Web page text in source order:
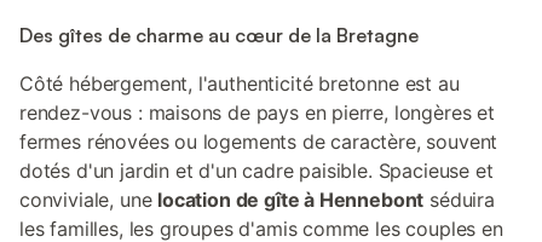
Des gîtes de charme au cœur de la Bretagne
Côté hébergement, l'authenticité bretonne est au
rendez-vous : maisons de pays en pierre, longères et
fermes rénovées ou logements de caractère, souvent
dotés d'un jardin et d'un cadre paisible. Spacieuse et
conviviale, une location de gîte à Hennebont séduira
les familles, les groupes d'amis comme les couples en